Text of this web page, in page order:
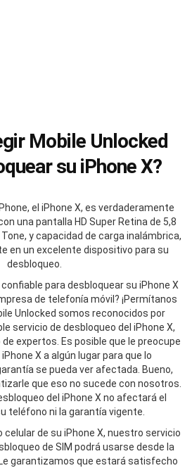
Mobile Unlocked
su iPhone X?
el iPhone X, es verdaderamente
una pantalla HD Super Retina de 5,8
y capacidad de carga inalámbrica,
en un excelente dispositivo para su
desbloqueo.
para desbloquear su iPhone X
de telefonía móvil? ¡Permítanos
Unlocked somos reconocidos por
servicio de desbloqueo del iPhone X,
expertos. Es posible que le preocupe
X a algún lugar para que lo
se pueda ver afectada. Bueno,
que eso no sucede con nosotros.
del iPhone X no afectará el
teléfono ni la garantía vigente.
de su iPhone X, nuestro servicio
de SIM podrá usarse desde la
garantizamos que estará satisfecho